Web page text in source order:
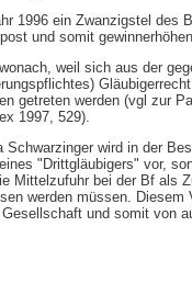
1996 ein Zwanzigstel des
und somit
weil sich aus der
getreten werden (vgl zur
1997, 529).
wird in der
"Drittgläubigers" vor,
Mittelzufuhr bei der Bf als
werden müssen.
und somit von